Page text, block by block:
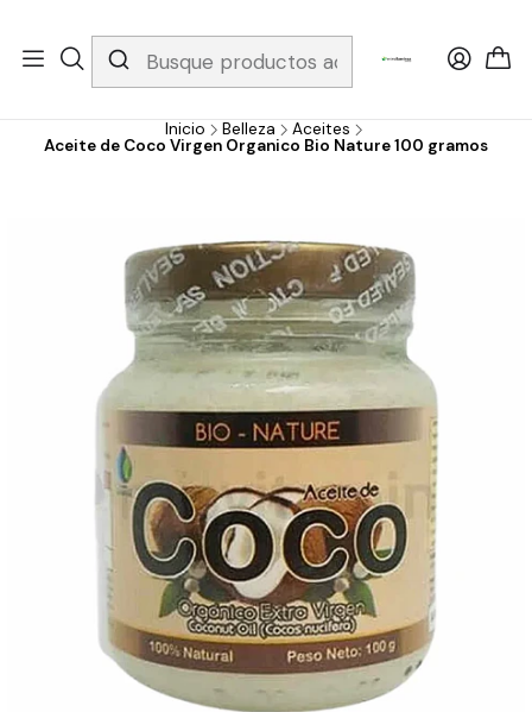
Whatsapp 3229079958/ Fijo 6019251796 / Envios a todo el país y
gratis apartir de 199.000!
Inicio Belleza
Aceites
Aceite de Coco Virgen Organico Bio Nature 100 gramos